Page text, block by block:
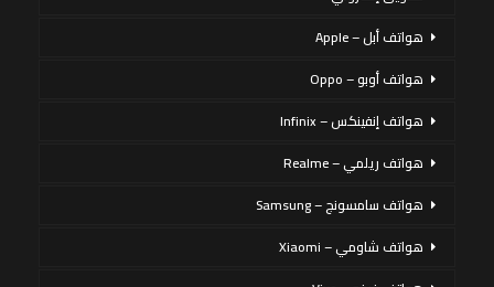
هواتف أبل – Apple
هواتف أوبو – Oppo
هواتف إنفينكس – Infinix
هواتف ريلمي – Realme
هواتف سامسونج – Samsung
هواتف شاومي – Xiaomi